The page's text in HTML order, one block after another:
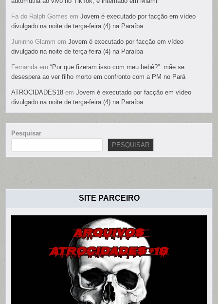
Fa do Ralph Gomes emJovem é executado por facção em vídeo
divulgado na noite de terça-feira (4) na Paraíba
Juninho Glamm emJovem é executado por facção em vídeo
divulgado na noite de terça-feira (4) na Paraíba
Fernanda em“Por que fizeram isso com meu bebê?”: mãe se
desespera ao ver filho morto em confronto com a PM no Pará
ATROCIDADES18 emJovem é executado por facção em vídeo
divulgado na noite de terça-feira (4) na Paraíba
Pesquisar
PESQUISAR
SITE PARCEIRO